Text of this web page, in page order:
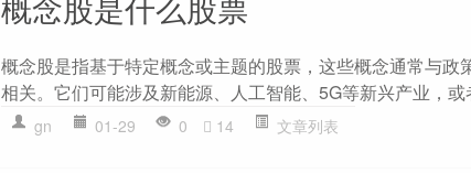
概念股是指基于特定概念或主题的股票，这些概念通常与
相关。它们可能涉及新能源、人工智能、5G等新兴产业，或
gn 01-29 0 14 文章列表